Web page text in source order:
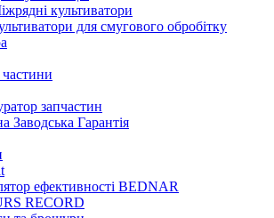
культиватори
для смугового обробітку
частини
запчастин
Заводська Гарантія
ефективності BEDNAR
RECORD